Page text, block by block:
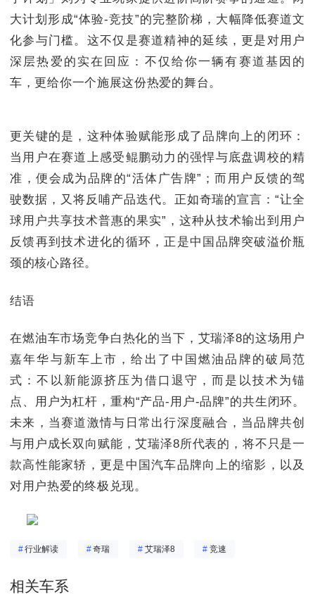
大计划形成“体验-竞技”的完整阶梯，大幅降低赛道文
化参与门槛。这不仅是赛道精神的延续，更是对用户
深层热爱的实在回应：不仅给你一辆有赛道基因的
车，更给你一个施展这份热爱的舞台。
更关键的是，这种体验赋能形成了品牌向上的闭环：
当用户在赛道上感受鲲鹏动力的强悍与底盘调校的精
准，便会成为品牌的“活体广告牌”；而用户反馈的驾
驶数据，又将反哺产品迭代。正如奇瑞的宣言：“让全
球用户共享技术普惠的果实”，这种从技术输出到用户
反馈再到技术进化的循环，正是中国品牌突破溢价瓶
颈的核心路径。
结语
在燃油车市场竞争白热化的当下，艾瑞泽8的这场用户
嘉年华与新车上市，给出了中国燃油品牌的破局范
式：不以新能源挤压为借口退守，而是以技术为锚
点、用户为杠杆，重构“产品-用户-品牌”的共生闭环。
未来，当赛道激情与日常出行深度融合，当品牌共创
与用户成长双向赋能，艾瑞泽8所代表的，将不只是一
款高性能家轿，更是中国汽车品牌向上的缩影，以及
对用户热爱的终极兑现。
#行业解读 #奇瑞 # 艾瑞泽8 # 竞速
相关车系